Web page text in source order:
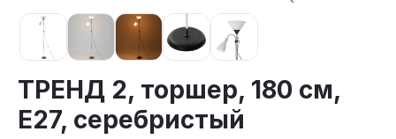
ТРЕНД 2, торшер, 180 см,
E27, серебристый